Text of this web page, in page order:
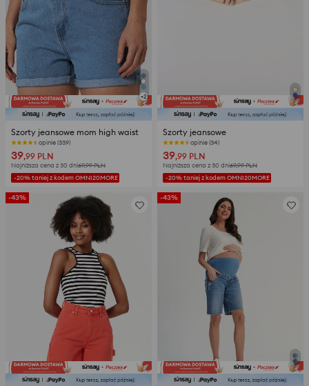
+2
Szorty jeansowe mom high waist
opinie (339)
39,99 PLN
Najniższa cena z 30 dni69,99PLN
-20% taniej z kodem OMNI20MORE
Szorty jeansowe
opinie (34)
39,99 PLN
Najniższa cena z 30 dni69,99PLN
-20% taniej z kodem OMNI20MORE
-43% -43%